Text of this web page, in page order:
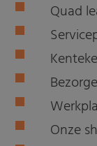
Quad
Onze